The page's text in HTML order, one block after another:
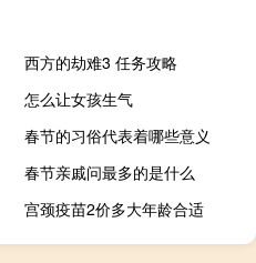
西方的劫难3 任务攻略
怎么让女孩生气
春节的习俗代表着哪些意义
春节亲戚问最多的是什么
宫颈疫苗2价多大年龄合适